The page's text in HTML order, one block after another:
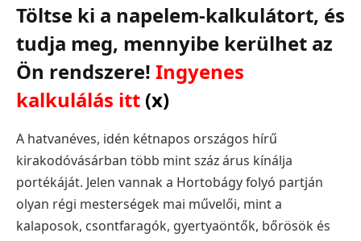
Töltse ki a napelem-kalkulátort, és
tudja meg, mennyibe kerülhet az
Ön rendszere! Ingyenes
kalkulálás itt (x)
A hatvanéves, idén kétnapos országos hírű
kirakodóvásárban több mint száz árus kínálja
portékáját. Jelen vannak a Hortobágy folyó partján
olyan régi mesterségek mai művelői, mint a
kalaposok, csontfaragók, gyertyaöntők, bőrösök és